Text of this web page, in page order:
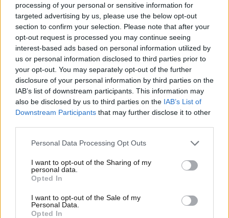
processing of your personal or sensitive information for
targeted advertising by us, please use the below opt-out
section to confirm your selection. Please note that after your
opt-out request is processed you may continue seeing
interest-based ads based on personal information utilized by
us or personal information disclosed to third parties prior to
your opt-out. You may separately opt-out of the further
disclosure of your personal information by third parties on the
IAB’s list of downstream participants. This information may
also be disclosed by us to third parties on the IAB’s List of
Downstream Participants that may further disclose it to other
Personal Data Processing Opt Outs
I want to opt-out of the Sharing of my
personal data.
Opted In
I want to opt-out of the Sale of my
Personal Data.
Opted In
Il brand BYD sembra dominare in Cina con i suoi
modelli che occupanoquasi del tutto la top ten
delle auto più vendute del paese nel 2024. Tuttavia,
due case occidentali si sono prese due degli “spot”
più interessanti in questa particolare classifica. Si
tratta della Tesla Model Y che ha primeggiato sulle
rivali cinesi, una cosa che in Europa sta continuando
ad accadere ma sempre più a fatica, e della
sorprendente Volskwagen Passat, decima e ultima in
una classifica combattutissima.